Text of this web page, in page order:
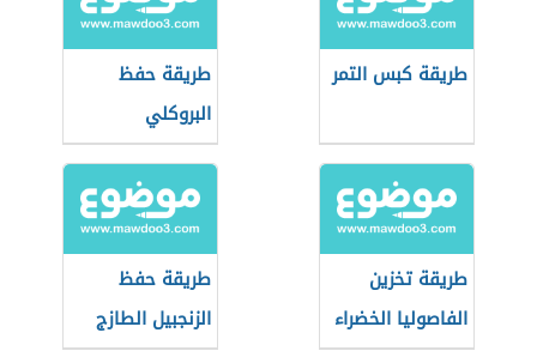
طريقة كبس التمر
طريقة حفظ
البروكلي
طريقة تخزين
الفاصوليا الخضراء
طريقة حفظ
الزنجبيل الطازج